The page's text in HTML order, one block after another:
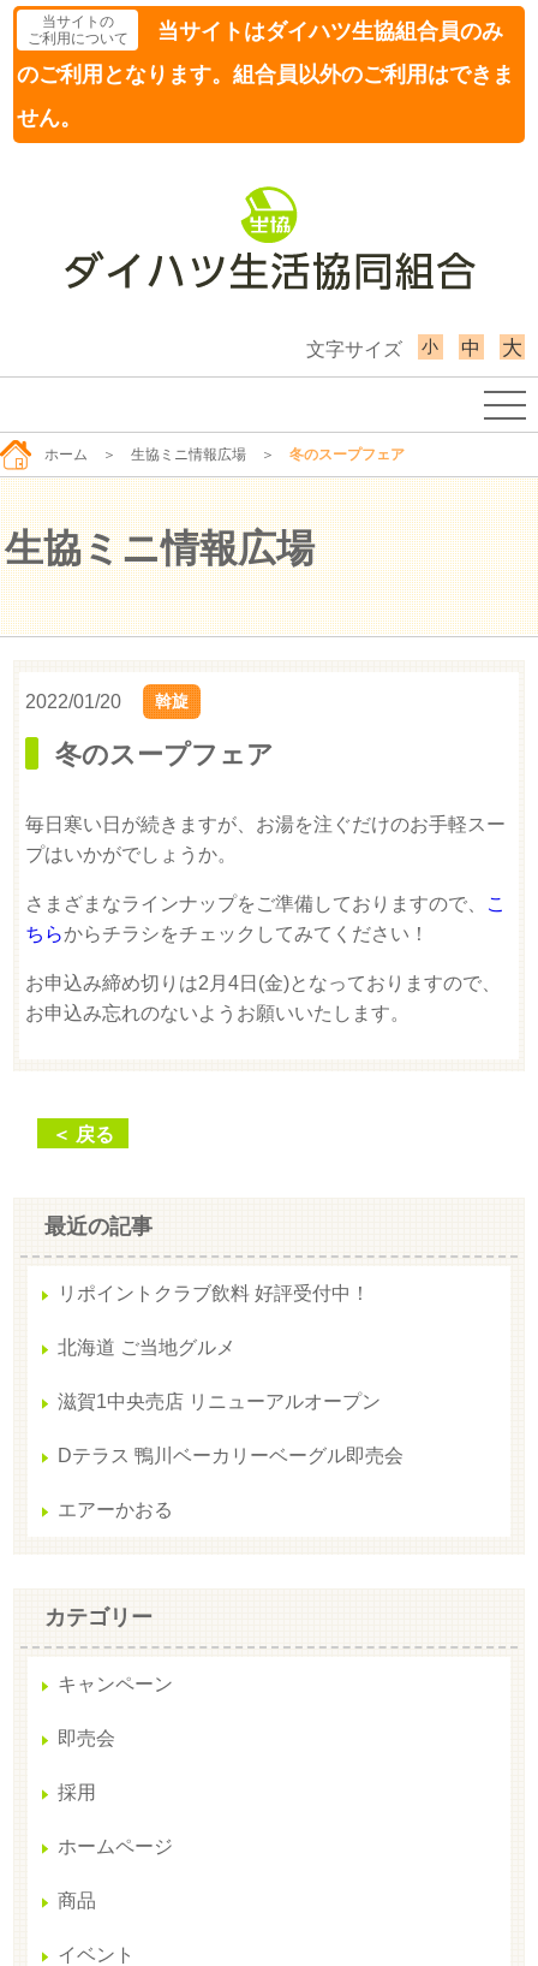
当サイトの
ご利用について
当サイトはダイハツ生協組合員のみ
のご利用となります。組合員以外のご利用はできま
せん。
文字サイズ 小 中 大
ホーム ＞ 生協ミニ情報広場 ＞ 冬のスープフェア
生協ミニ情報広場
2022/01/20 斡旋
冬のスープフェア
毎日寒い日が続きますが、お湯を注ぐだけのお手軽スー
プはいかがでしょうか。
さまざまなラインナップをご準備しておりますので、
こ
ちらからチラシをチェックしてみてください！
お申込み締め切りは2月4日(金)となっておりますので、
お申込み忘れのないようお願いいたします。
＜ 戻る
最近の記事
リポイントクラブ飲料 好評受付中！
北海道 ご当地グルメ
滋賀1中央売店 リニューアルオープン
Dテラス 鴨川ベーカリーベーグル即売会
エアーかおる
カテゴリー
キャンペーン
即売会
採用
ホームページ
商品
イベント